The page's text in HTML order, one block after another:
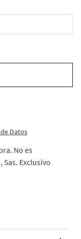
Datos
No es
Exclusivo